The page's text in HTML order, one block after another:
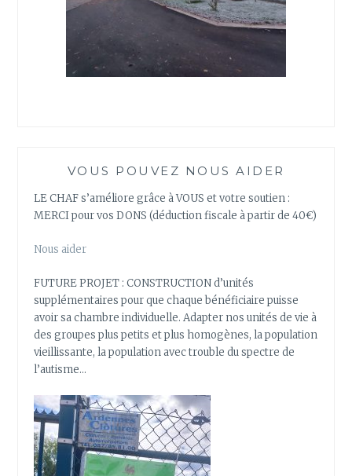
VOUS POUVEZ NOUS AIDER
LE CHAF s’améliore grâce à VOUS et votre soutien :
MERCI pour vos DONS (déduction fiscale à partir de 40€)
Nous aider
FUTURE PROJET : CONSTRUCTION d’unités
supplémentaires pour que chaque bénéficiaire puisse
avoir sa chambre individuelle. Adapter nos unités de vie à
des groupes plus petits et plus homogènes, la population
vieillissante, la population avec trouble du spectre de
l’autisme…